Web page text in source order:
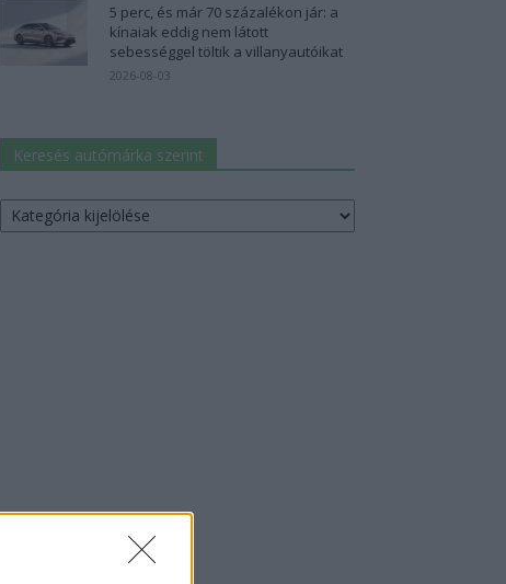
5 perc, és már 70 százalékon jár: a
kínaiak eddig nem látott
sebességgel töltik a villanyautóikat
2026-08-03
Keresés autómárka szerint
Keresés
autómárka